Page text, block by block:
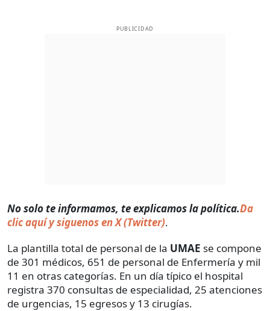
PUBLICIDAD
No solo te informamos, te explicamos la política.Da
clic aquí y siguenos en X (Twitter).
La plantilla total de personal de la UMAE se compone
de 301 médicos, 651 de personal de Enfermería y mil
11 en otras categorías. En un día típico el hospital
registra 370 consultas de especialidad, 25 atenciones
de urgencias, 15 egresos y 13 cirugías.